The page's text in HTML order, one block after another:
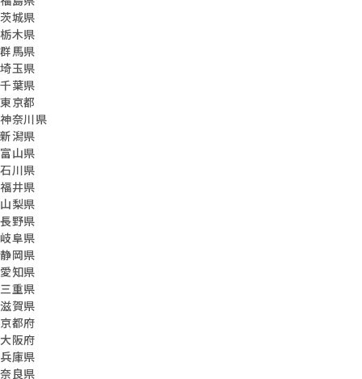
茨城県
栃木県
群馬県
埼玉県
千葉県
東京都
神奈川県
新潟県
富山県
石川県
福井県
山梨県
長野県
岐阜県
静岡県
愛知県
三重県
滋賀県
京都府
大阪府
兵庫県
奈良県